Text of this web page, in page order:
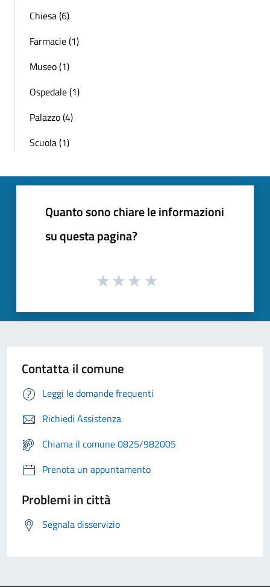
Chiesa (6)
Farmacie (1)
Museo (1)
Ospedale (1)
Palazzo (4)
Scuola (1)
Quanto sono chiare le informazioni
su questa pagina?
Contatta il comune
Leggi le domande frequenti
Richiedi Assistenza
Chiama il comune 0825/982005
Prenota un appuntamento
Problemi in città
Segnala disservizio